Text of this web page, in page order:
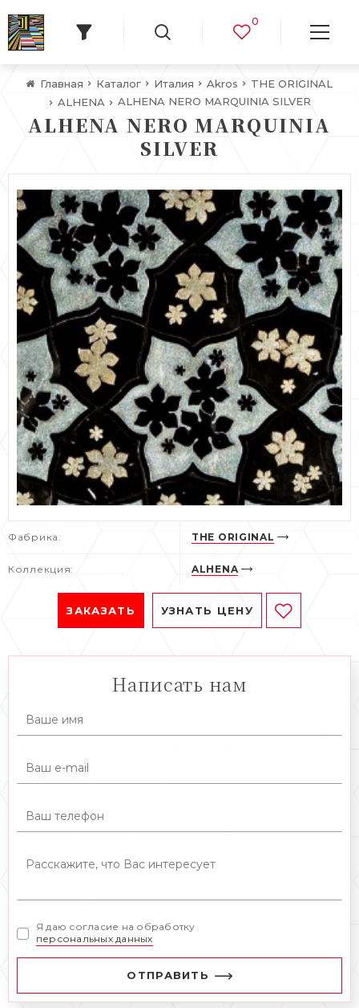
0
Главная Каталог Италия Akros
THE ORIGINAL
ALHENA
ALHENA NERO MARQUINIA SILVER
ALHENA NERO MARQUINIA
SILVER
Фабрика: THE ORIGINAL
Коллекция: ALHENA
ЗАКАЗАТЬ УЗНАТЬ ЦЕНУ
Написать нам
Я даю согласие на обработку
персональных данных
ОТПРАВИТЬ